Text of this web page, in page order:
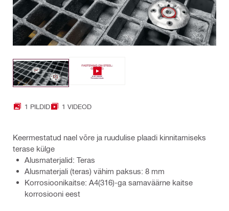
1 PILDID 1 VIDEOD
Keermestatud nael võre ja ruudulise plaadi kinnitamiseks
terase külge
Alusmaterjalid: Teras
Alusmaterjali (teras) vähim paksus: 8 mm
Korrosioonikaitse: A4(316)-ga samaväärne kaitse
korrosiooni eest